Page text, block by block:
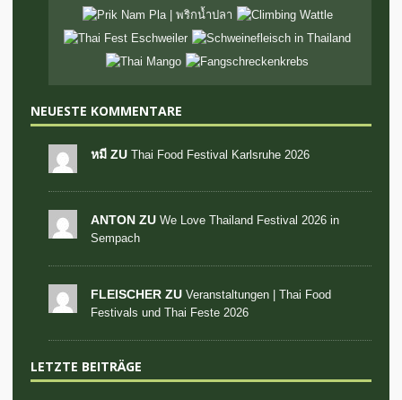
NEUESTE KOMMENTARE
หมี ZU Thai Food Festival Karlsruhe 2026
ANTON ZU We Love Thailand Festival 2026 in
Sempach
FLEISCHER ZU Veranstaltungen | Thai Food
Festivals und Thai Feste 2026
LETZTE BEITRÄGE